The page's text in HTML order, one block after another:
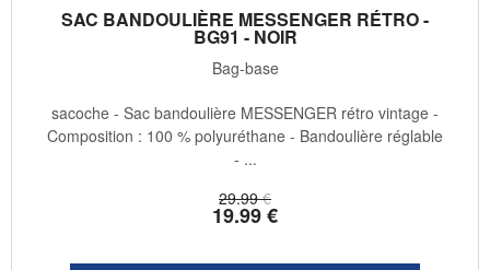
SAC BANDOULIÈRE MESSENGER RÉTRO -
BG91 - NOIR
Bag-base
29.99 €
19.99€
sacoche - Sac bandoulière MESSENGER rétro vintage -
Composition : 100 % polyuréthane - Bandoulière réglable
- ...